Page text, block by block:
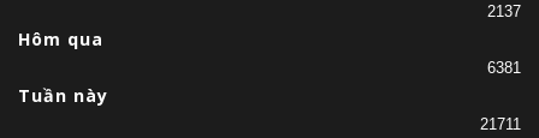
2137
Hôm qua
6381
Tuần này
21711